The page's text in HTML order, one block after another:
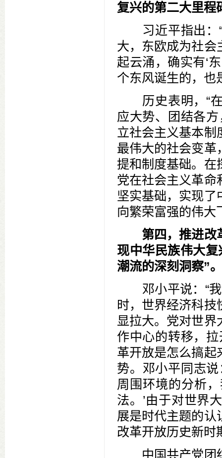
复兴的第二大里程
习近平指出：“
大，东欧成为社会
起云涌，确实有‘
个东风诞生的，也
历史表明，“在
应大势、团结各
立社会主义基本制
最伟大的社会变革
提和制度基础。在
党在社会主义革命
坚实基础，实现了
向繁荣富强的伟大
第四，推进改
现中华民族伟大
潮流的深刻洞察”。
邓小平说：“我
时，世界经济科
显拉大。党对世
作中心的转移，
革开放是怎么搞起
势。邓小平同志
周围环境的分析
法。’由于对世界
展是时代主题的认
改革开放历史新时
中国共产党团结